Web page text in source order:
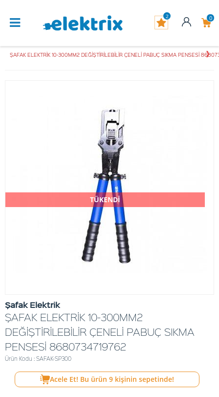
0
2
ŞAFAK ELEKTRİK 10-300MM2 DEĞİŞTİRİLEBİLİR ÇENELİ PABUÇ SIKMA PENSESİ
TÜKENDİ
Şafak Elektrik
ŞAFAK ELEKTRİK 10-300MM2
DEĞİŞTİRİLEBİLİR ÇENELİ PABUÇ SIKMA
PENSESİ 8680734719762
Ürün Kodu : SAFAK-SP300
Acele Et! Bu ürün 9 kişinin sepetinde!